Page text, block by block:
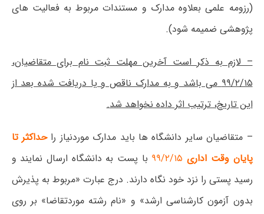
(رزومه علمی بعلاوه مدارک و مستندات مربوط به فعالیت های
پژوهشی ضمیمه شود).
– لازم به ذکر استآخرین مهلت ثبت نام برای متقاضیان،
۹۹/۲/۱۵ می باشد و به مدارک ناقص و یا دریافت شده بعد از
این تاریخ، ترتیب اثر داده نخواهد شد.
– متقاضیان سایر دانشگاه ها باید مدارک موردنیاز را حداکثر تا
پایان وقت اداری ۹۹/۲/۱۵ با پست به دانشگاه ارسال نمایند و
رسید پستی را نزد خود نگاه دارند. درج عبارت «مربوط به پذیرش
بدون آزمون کارشناسی ارشد» و «نام رشته موردتقاضا» بر روی